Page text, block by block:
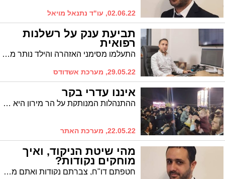
02.06.22, עו"ד נתנאל מויאל
תביעת ענק על רשלנות
רפואית
התעלמו מסימני האזהרה והילד נותר משותק כשהוא סובל מ-cp לכל חייו, כעת תובעת המשפחה באמצעות עו"ד נתנאל רוט מעל 10 מיליון ש"ח מגופי הרפואה שהיו אחראים על שלומם של האם והילדים
29.05.22, מערכת אשדודס
איננו עדרי בקר
ההתנהלות המנותקת על הר מירון היא תעתיק מדויק להתנהלות המדינה בקורונה כלפי צרכי החרדים. קצת רגישות לא תזיק
22.05.22, מערכת האתר
מהי שיטת הניקוד, ואיך
מוחקים נקודות?
חטפתם דו"ח, צברתם נקודות ואתם מעוניינים 'לפתוח דף חדש'? זה אפשרי. עו"ד נתנאל מויאל, מומחה לדיני תעבורה, מסביר איך עושים זאת